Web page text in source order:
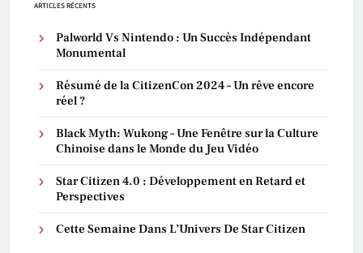
ARTICLES RÉCENTS
Palworld Vs Nintendo : Un Succès Indépendant
Monumental
Résumé de la CitizenCon 2024 – Un rêve encore
réel ?
Black Myth: Wukong – Une Fenêtre sur la Culture
Chinoise dans le Monde du Jeu Vidéo
Star Citizen 4.0 : Développement en Retard et
Perspectives
Cette Semaine Dans L’Univers De Star Citizen